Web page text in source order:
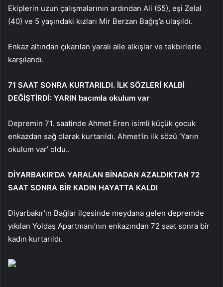
Ekiplerin uzun çalışmalarının ardından Ali (55), eşi Zelal
(40) ve 5 yaşındaki kızları Mir Berzan Bağış’a ulaşıldı.
Enkaz altından çıkarılan yaralı aile alkışlar ve tekbirlerle
karşılandı.
71 SAAT SONRA KURTARILDI. İLK SÖZLERİ KALBİ
DEĞİŞTİRDİ: YARIN bacımla okulum var
Depremin 71. saatinde Ahmet Eren isimli küçük çocuk
enkazdan sağ olarak kurtarıldı. Ahmet’in ilk sözü ‘Yarın
okulum var’ oldu..
DİYARBAKIR’DA YARALAN BİNADAN AZALDIKTAN 72
SAAT SONRA BİR KADIN HAYATTA KALDI
Diyarbakır’ın Bağlar ilçesinde meydana gelen depremde
yıkılan Yoldaş Apartmanı’nın enkazından 72 saat sonra bir
kadın kurtarıldı.